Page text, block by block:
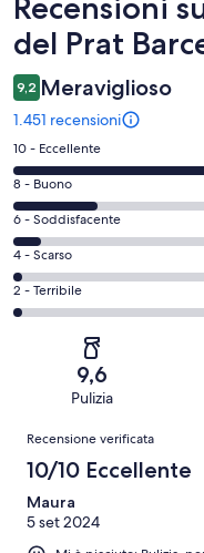
del Prat
9,2 Meraviglioso
1.451 recensioni
Valutazione
di
10
-
Eccellente.
1050
su
1451
recensioni
10 - Eccellente
Valutazione
di
8
-
Buono.
267
su
recensioni
8 - Buono
Valutazione
di
6
-
Soddisfacente.
recensioni
6 - Soddisfacente
Valutazione
di
4
recensioni
4 - Scarso
Valutazione
di
Terribile.
su
recensioni
2 - Terribile
9,6
Pulizia
Recensioni
Recensione verificata
10/10 Eccellente
Maura
5 set 2024